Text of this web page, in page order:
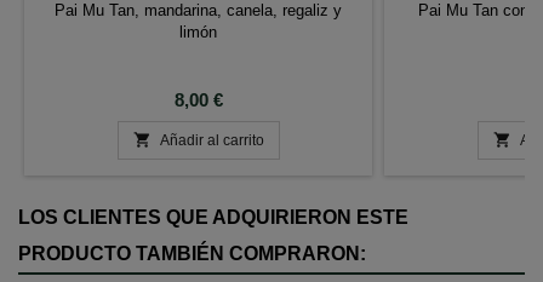
Pai Mu Tan, mandarina, canela, regaliz y
limón
Precio
8,00 €
 Añadir al carrito
Pai Mu Tan con

LOS CLIENTES QUE ADQUIRIERON ESTE
PRODUCTO TAMBIÉN COMPRARON: